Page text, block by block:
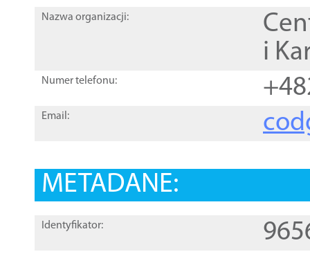
Nazwa organizacji:
i
Numer telefonu:
Email:
METADANE:
Identyfikator: